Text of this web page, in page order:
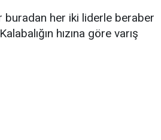
her iki liderle beraber
hızına göre varış